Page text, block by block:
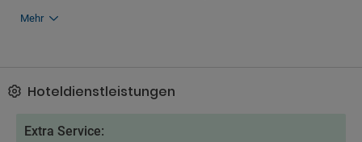
Mehr
Hoteldienstleistungen
Extra Service: